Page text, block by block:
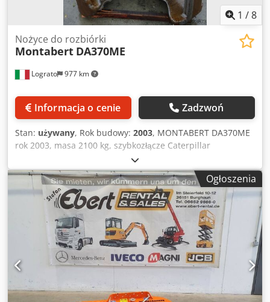
1 /8
Lograto 977 km
Nożyce do rozbiórki
Montabert DA370ME
Informacja o cenie Zadzwoń
Stan: używany, Rok budowy: 2003, MONTABERT DA370ME
rok 2003, masa 2100 kg, szybkozłącze Caterpillar
Ogłoszenia